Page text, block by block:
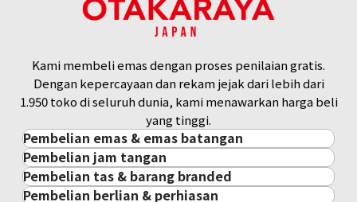
Kami membeli emas dengan proses penilaian gratis.
Dengan kepercayaan dan rekam jejak dari lebih dari
1.950 toko di seluruh dunia, kami menawarkan harga beli
yang tinggi.
Pembelian emas & emas batangan
Pembelian emas & emas batangan
Emas Batangan / Gold Bar
Pembelian jam tangan
Pembelian jam tangan
ROLEX
Pembelian tas & barang branded
Pembelian tas & barang branded
Pembelian berlian & perhiasan